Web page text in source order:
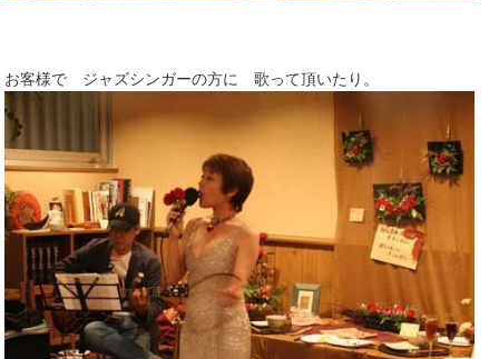
お客様で ジャズシンガーの方に 歌って頂いたり。